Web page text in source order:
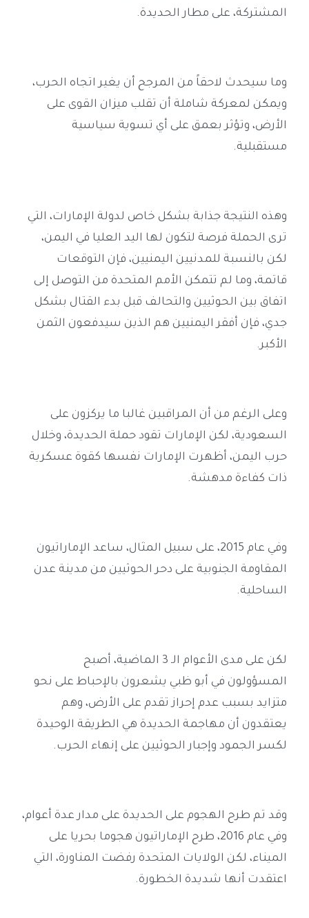
المشتركة، على مطار الحديدة.
وما سيحدث لاحقاً من المرجح أن يغير اتجاه الحرب،
ويمكن لمعركة شاملة أن تقلب ميزان القوى على
الأرض، وتؤثر بعمق على أي تسوية سياسية
مستقبلية.
وهذه النتيجة جذابة بشكل خاص لدولة الإمارات، التي
ترى الحملة فرصة لتكون لها اليد العليا في اليمن،
لكن بالنسبة للمدنيين اليمنيين، فإن التوقعات
قاتمة، وما لم تتمكن الأمم المتحدة من التوصل إلى
اتفاق بين الحوثيين والتحالف قبل بدء القتال بشكل
جدي، فإن أفقر اليمنيين هم الذين سيدفعون الثمن
الأكبر.
وعلى الرغم من أن المراقبين غالبا ما يركزون على
السعودية، لكن الإمارات تقود حملة الحديدة، وخلال
حرب اليمن، أظهرت الإمارات نفسها كقوة عسكرية
ذات كفاءة مدهشة.
وفي عام 2015، على سبيل المثال، ساعد الإماراتيون
المقاومة الجنوبية على دحر الحوثيين من مدينة عدن
الساحلية.
لكن على مدى الأعوام الـ 3 الماضية، أصبح
المسؤولون في أبو ظبي يشعرون بالإحباط على نحو
متزايد بسبب عدم إحراز تقدم على الأرض، وهم
يعتقدون أن مهاجمة الحديدة هي الطريقة الوحيدة
لكسر الجمود وإجبار الحوثيين على إنهاء الحرب.
وقد تم طرح الهجوم على الحديدة على مدار عدة أعوام،
وفي عام 2016، طرح الإماراتيون هجوما بحريا على
الميناء، لكن الولايات المتحدة رفضت المناورة، التي
اعتقدت أنها شديدة الخطورة.